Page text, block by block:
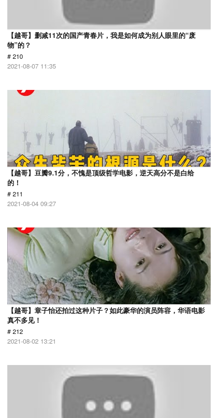
【越哥】删减11次的国产青春片，我是如何成为别人眼里的“废
物”的？
# 210
2021-08-07 11:35
【越哥】豆瓣9.1分，不愧是顶级哲学电影，逆天高分不是白给
的！
# 211
2021-08-04 09:27
【越哥】章子怡还拍过这种片子？如此豪华的演员阵容，华语电影
真不多见！
# 212
2021-08-02 13:21